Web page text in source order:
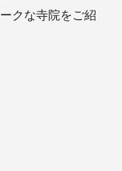
クな寺院をご紹